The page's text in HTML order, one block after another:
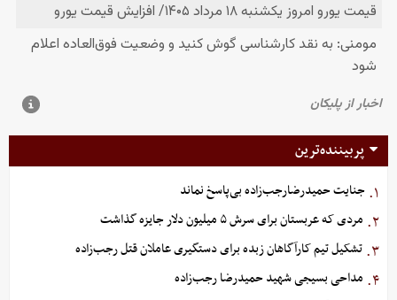
پربیننده‌ترین
۱. جنایت حمیدرضارجب‌زاده بی‌پاسخ نماند
۲. مردی که عربستان برای سرش ۵ میلیون دلار جایزه گذاشت
۳. تشکیل تیم کارآگاهان زبده برای دستگیری عاملان قتل رجب‌زاده
۴. مداحی بسیجی شهید حمیدرضا رجب‌زاده